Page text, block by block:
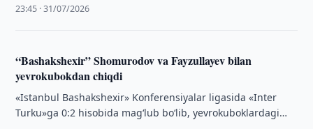
23:45 · 31/07/2026
“Bashakshexir” Shomurodov va Fayzullayev bilan
yevrokubokdan chiqdi
«Istanbul Bashakshexir» Konferensiyalar ligasida «Inter
Turku»ga 0:2 hisobida mag‘lub bo‘lib, yevrokuboklardagi